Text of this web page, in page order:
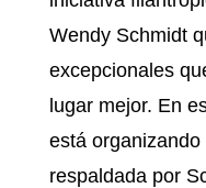
Wendy Schmidt
excepcionales
lugar mejor. En
está
respaldada por